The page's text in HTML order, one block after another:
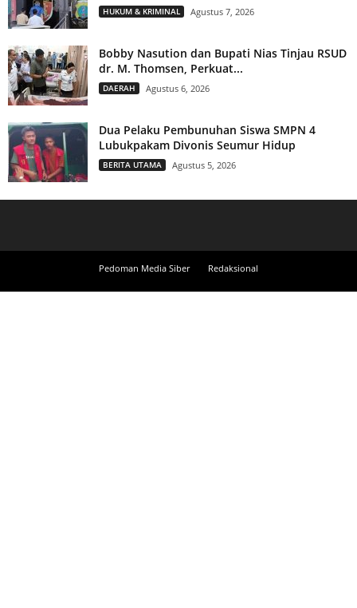
HUKUM & KRIMINAL Agustus 7, 2026
Bobby Nasution dan Bupati Nias Tinjau RSUD
dr. M. Thomsen, Perkuat...
DAERAH Agustus 6, 2026
Dua Pelaku Pembunuhan Siswa SMPN 4
Lubukpakam Divonis Seumur Hidup
BERITA UTAMA Agustus 5, 2026
Pedoman Media Siber Redaksional